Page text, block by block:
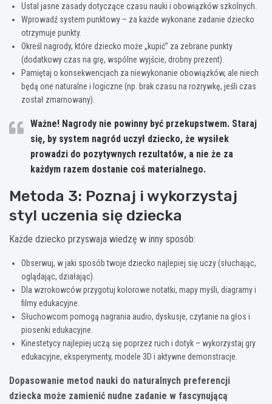
Ustal jasne zasady dotyczące czasu nauki i obowiązków szkolnych.
Wprowadź system punktowy – za każde wykonane zadanie dziecko
otrzymuje punkty.
Określ nagrody, które dziecko może „kupić” za zebrane punkty
(dodatkowy czas na grę, wspólne wyjście, drobny prezent).
Pamiętaj o konsekwencjach za niewykonanie obowiązków, ale niech
będą one naturalne i logiczne (np. brak czasu na rozrywkę, jeśli czas
został zmarnowany).
Ważne! Nagrody nie powinny być przekupstwem. Staraj
się, by system nagród uczył dziecko, że wysiłek
prowadzi do pozytywnych rezultatów, a nie że za
każdym razem dostanie coś materialnego.
Metoda 3: Poznaj i wykorzystaj
styl uczenia się dziecka
Każde dziecko przyswaja wiedzę w inny sposób:
Obserwuj, w jaki sposób twoje dziecko najlepiej się uczy (słuchając,
oglądając, działając).
Dla wzrokowców przygotuj kolorowe notatki, mapy myśli, diagramy i
filmy edukacyjne.
Słuchowcom pomogą nagrania audio, dyskusje, czytanie na głos i
piosenki edukacyjne.
Kinestetycy najlepiej uczą się poprzez ruch i dotyk – wykorzystaj gry
edukacyjne, eksperymenty, modele 3D i aktywne demonstracje.
Dopasowanie metod nauki do naturalnych preferencji
dziecka może zamienić nudne zadanie w fascynującą